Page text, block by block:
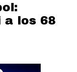
a los 68